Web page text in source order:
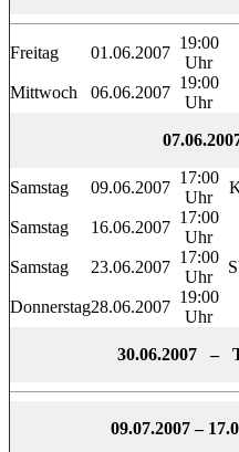
Freitag 01.06.2007
19:00
Uhr
Mittwoch 06.06.2007
19:00
Uhr
Samstag 09.06.2007
17:00
Uhr
Samstag 16.06.2007
17:00
Uhr
Samstag 23.06.2007
17:00
Uhr
Donnerstag28.06.2007
19:00
Uhr
30.06.2007 –
09.07.2007 –